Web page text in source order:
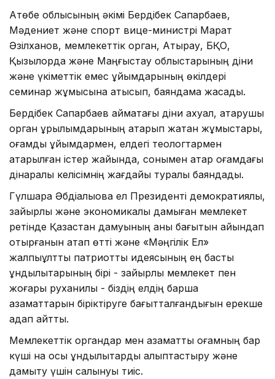
Ақтөбе облысының әкімі Бердібек Сапарбаев,
Мәдениет және спорт вице-министрі Марат
Әзілханов, мемлекеттік орган, Атырау, БҚО,
Қызылорда және Маңғыстау облыстарының діни
және үкіметтік емес ұйымдарының өкілдері
семинар жұмысына қатысып, баяндама жасады.
Бердібек Сапарбаев аймақтағы діни ахуал, атқарушы
орган құрылымдарының атқарып жатқан жұмыстары,
қоғамдық ұйымдармен, елдегі теологтармен
атқарылған істер жайында, сонымен қатар қоғамдағы
дінаралық келісімнің жағдайы туралы баяндады.
Гүлшара Әбдіқалықова ел Президенті демократиялық,
зайырлы және экономикалық дамыған мемлекет
ретінде Қазақстан дамуының анық бағытын айқындап
отырғанын атап өтті және «Мәңгілік Ел»
жалпыұлттық патриоттық идеясының ең басты
құндылықтарының бірі - зайырлы мемлекет пен
жоғары руханилық - біздің елдің барша
азаматтарын біріктіруге бағытталғандығын ерекше
қадап айтты.
Мемлекеттік органдар мен азаматтық қоғамның бар
күші нақ осы құндылықтарды қалыптастыру және
дамыту үшін салынуы тиіс.